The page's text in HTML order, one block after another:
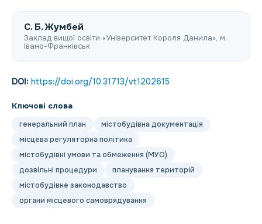
С. Б. Жумбей
Заклад вищої освіти «Університет Короля Данила», м.
Івано-Франківськ
DOI: https://doi.org/10.31713/vt1202615
Ключові слова
генеральний план
містобудівна документація
місцева регуляторна політика
містобудівні умови та обмеження (МУО)
дозвільні процедури
планування територій
містобудівне законодавство
органи місцевого самоврядування